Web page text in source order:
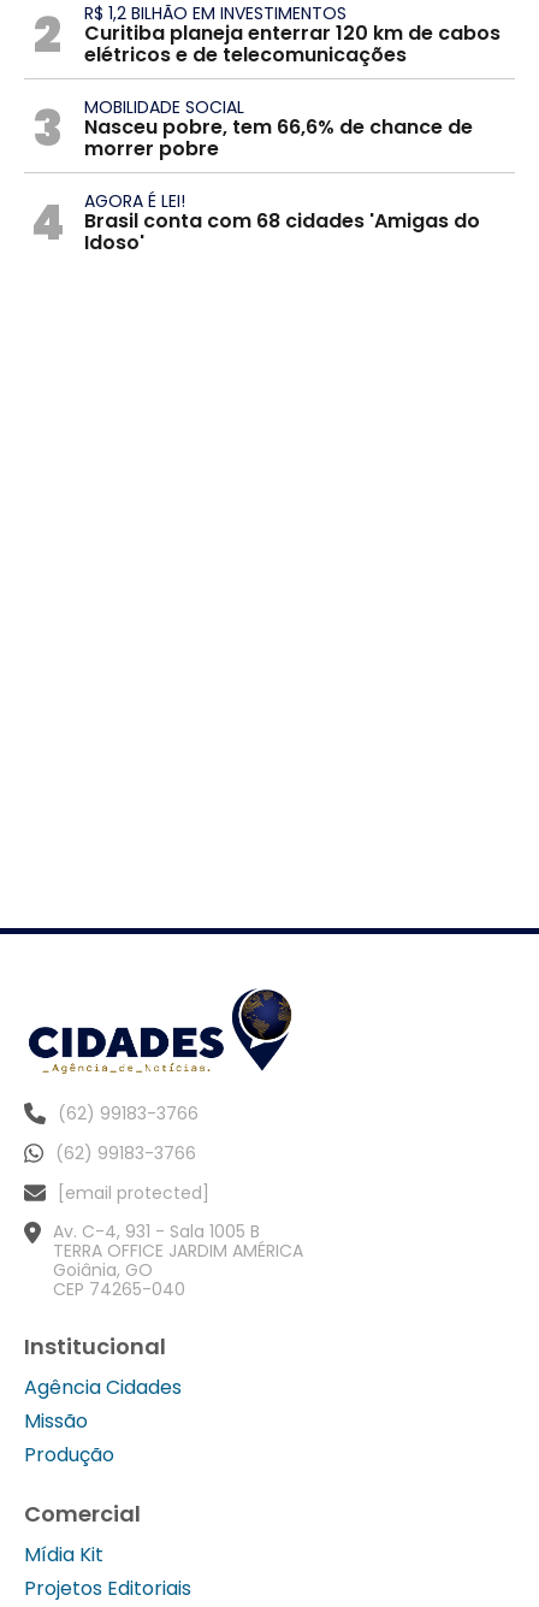
2 R$ 1,2 BILHÃO EM INVESTIMENTOS
Curitiba planeja enterrar 120 km de cabos
elétricos e de telecomunicações
3 MOBILIDADE SOCIAL
Nasceu pobre, tem 66,6% de chance de
morrer pobre
4 AGORA É LEI!
Brasil conta com 68 cidades 'Amigas do
Idoso'
(62) 99183-3766
(62) 99183-3766
[email protected]
Av. C-4, 931 - Sala 1005 B
TERRA OFFICE JARDIM AMÉRICA
Goiânia, GO
CEP 74265-040
Institucional
Agência Cidades
Missão
Produção
Comercial
Mídia Kit
Projetos Editoriais